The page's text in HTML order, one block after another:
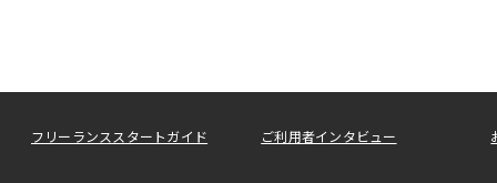
フリーランススタートガイド ご利用者インタビュー